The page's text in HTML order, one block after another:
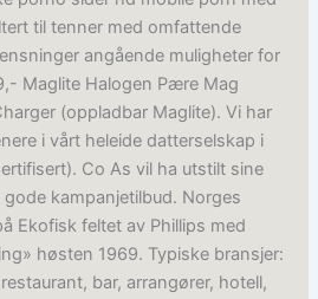
til tenner med omfattende
angående muligheter for
Maglite Halogen Pære Mag
(oppladbar Maglite). Vi har
i vårt heleide datterselskap i
Co As vil ha utstilt sine
kampanjetilbud. Norges
Ekofisk feltet av Phillips med
høsten 1969. Typiske bransjer:
bar, arrangører, hotell,